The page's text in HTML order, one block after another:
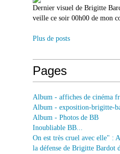
Dernier visuel de Brigitte
veille ce soir 00h00 de mon
Plus de posts
Pages
Album - affiches de cinéma
Album - exposition-brigitte-
Album - Photos de BB
Inoubliable BB...
On est très cruel avec elle" :
la défense de Brigitte Bardot